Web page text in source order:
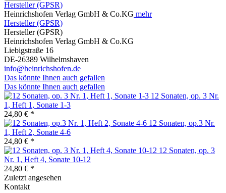
Hersteller (GPSR)
Heinrichshofen Verlag GmbH & Co.KG mehr
Hersteller (GPSR)
Hersteller (GPSR)
Heinrichshofen Verlag GmbH & Co.KG
Liebigstraße 16
DE-26389 Wilhelmshaven
info@heinrichshofen.de
Das könnte Ihnen auch gefallen
Das könnte Ihnen auch gefallen
12 Sonaten, op. 3 Nr.
1, Heft 1, Sonate 1-3
24,80 € *
12 Sonaten, op.3 Nr.
1, Heft 2, Sonate 4-6
24,80 € *
12 Sonaten, op. 3
Nr. 1, Heft 4, Sonate 10-12
24,80 € *
Zuletzt angesehen
Kontakt